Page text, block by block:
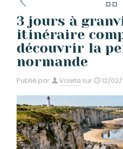
3 jours à
itinéraire
découvrir la
normande
Publié par Voleta sur 12/